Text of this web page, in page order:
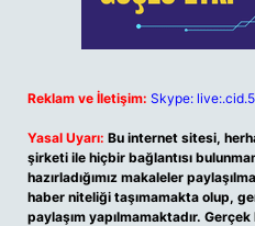
Reklam ve İletişim: Skype:
Yasal Uyarı: Bu internet sitesi,
şirketi ile hiçbir bağlantısı
hazırladığımız makaleler
haber niteliği taşımamakta olup,
paylaşım yapılmamaktadır.